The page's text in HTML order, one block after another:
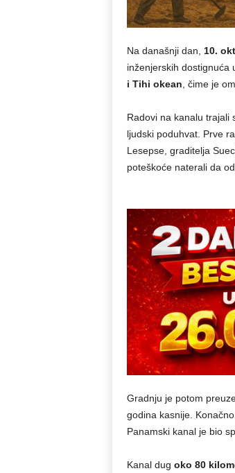
Na današnji dan, 10.
inženjerskih dostignuća
i Tihi okean , čime je
Radovi na kanalu trajali
ljudski poduhvat. Prve
Lesepse, graditelja
poteškoće naterali da
Gradnju je potom
godina kasnije. Konačno,
Panamski kanal je bio
Kanal dug oko 80